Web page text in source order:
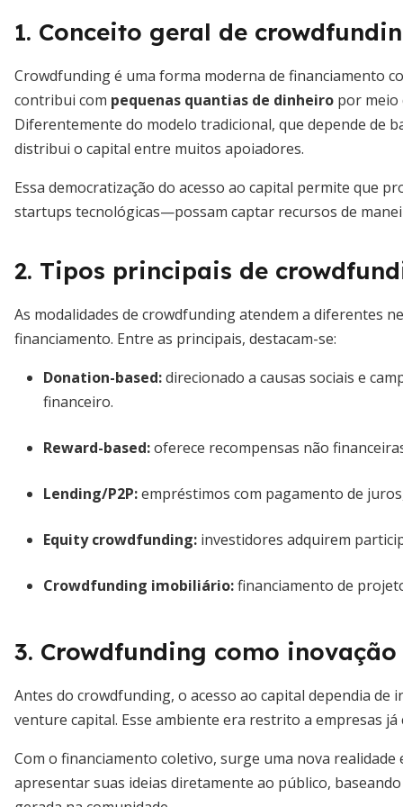
1. Conceito geral de
Crowdfunding é uma forma moderna de financiamento
contribui com pequenas quantias de dinheiro por
Diferentemente do modelo tradicional, que depende de
distribui o capital entre muitos apoiadores.
Essa democratização do acesso ao capital permite que
startups tecnológicas—possam captar recursos de
2. Tipos principais de
As modalidades de crowdfunding atendem a diferentes
financiamento. Entre as principais, destacam-se:
Donation-based:direcionado a causas sociais e
financeiro.
Reward-based:oferece recompensas não
Lending/P2P:empréstimos com pagamento de
Equity crowdfunding: investidores adquirem
Crowdfunding imobiliário:financiamento de
3. Crowdfunding como
Antes do crowdfunding, o acesso ao capital dependia
venture capital. Esse ambiente era restrito a empresas
Com o financiamento coletivo, surge uma nova
apresentar suas ideias diretamente ao público,